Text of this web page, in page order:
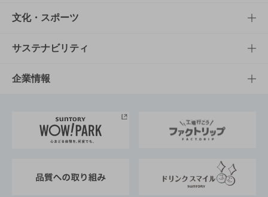
商品一覧
商品発売情報
栄養成分一覧
知る・楽しむTOP
キャンペーン
工場見学
地域情報
文化・スポーツ
文化・スポーツTOP
サントリーホール
サントリーサンバーズ大阪
サステナビリティ
サステナビリティTOP
サントリーが考えるサステナビリティ経営
企業情報
企業概要